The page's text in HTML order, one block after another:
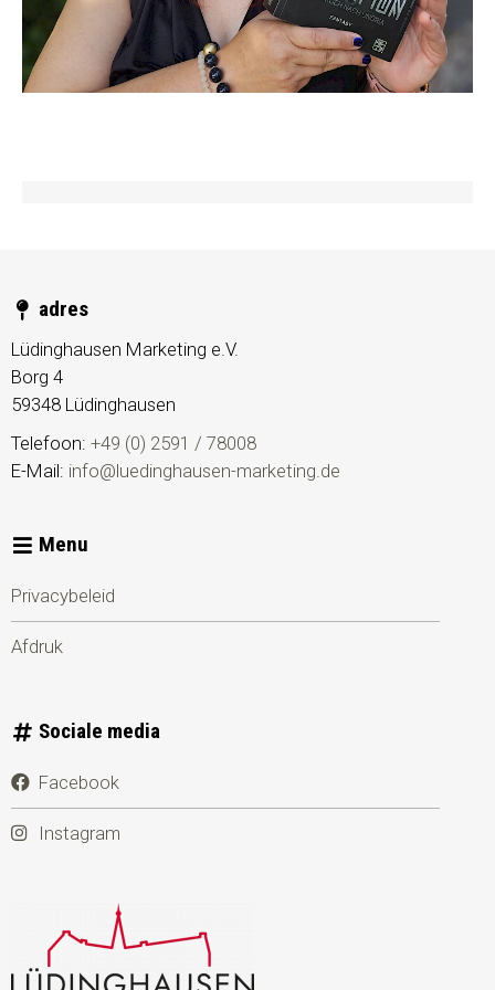
adres
Lüdinghausen Marketing e.V.
Borg 4
59348 Lüdinghausen
Telefoon: +49 (0) 2591 / 78008
E-Mail: info@luedinghausen-marketing.de
Menu
Privacybeleid
Afdruk
Sociale media
Facebook
Instagram